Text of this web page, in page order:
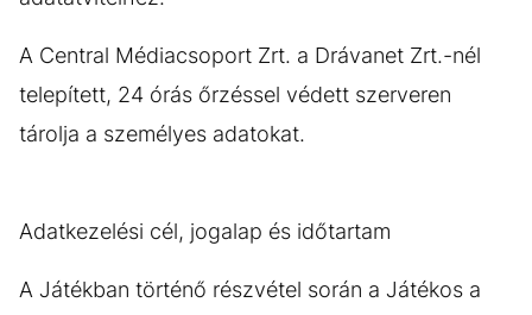
A Central Médiacsoport Zrt. a Drávanet Zrt.-nél
telepített, 24 órás őrzéssel védett szerveren
tárolja a személyes adatokat.
Adatkezelési cél, jogalap és időtartam
A Játékban történő részvétel során a Játékos a